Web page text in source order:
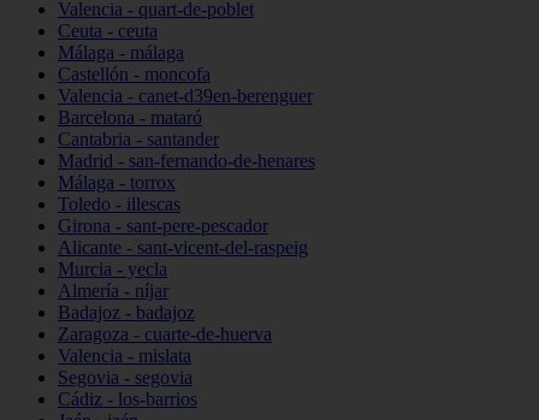
Valencia - quart-de-poblet
Ceuta - ceuta
Málaga - málaga
Castellón - moncofa
Valencia - canet-d39en-berenguer
Barcelona - mataró
Cantabria - santander
Madrid - san-fernando-de-henares
Málaga - torrox
Toledo - illescas
Girona - sant-pere-pescador
Alicante - sant-vicent-del-raspeig
Murcia - yecla
Almería - níjar
Badajoz - badajoz
Zaragoza - cuarte-de-huerva
Valencia - mislata
Segovia - segovia
Cádiz - los-barrios